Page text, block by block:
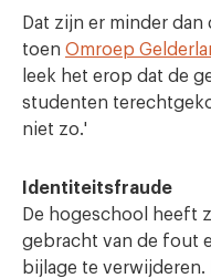
Dat zijn er minder
toen Omroep
leek het erop dat de
studenten
niet zo.'
Identiteitsfraude
De hogeschool heeft
gebracht van de fout
bijlage te